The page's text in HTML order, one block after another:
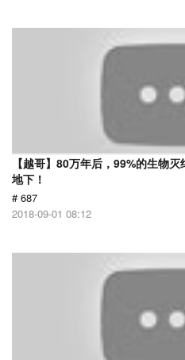
【越哥】80万年后，99%的生物
地下！
# 687
2018-09-01 08:12